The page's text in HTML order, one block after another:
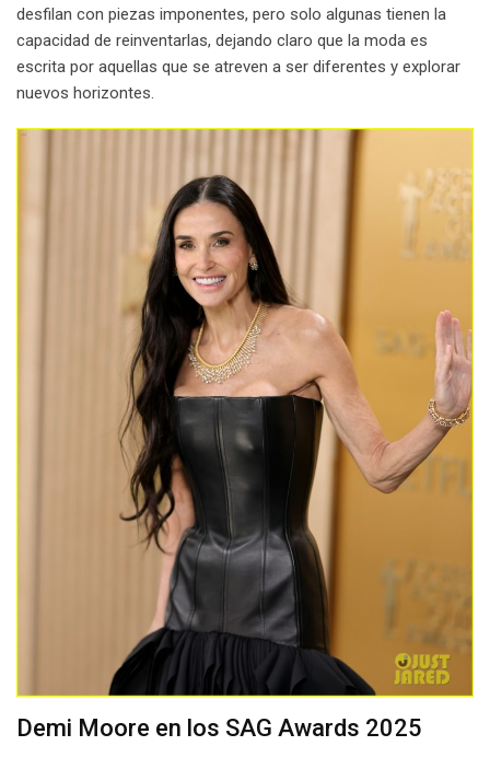
desfilan con piezas imponentes, pero solo algunas tienen la
capacidad de reinventarlas, dejando claro que la moda es
escrita por aquellas que se atreven a ser diferentes y explorar
nuevos horizontes.
Demi Moore en los SAG Awards 2025